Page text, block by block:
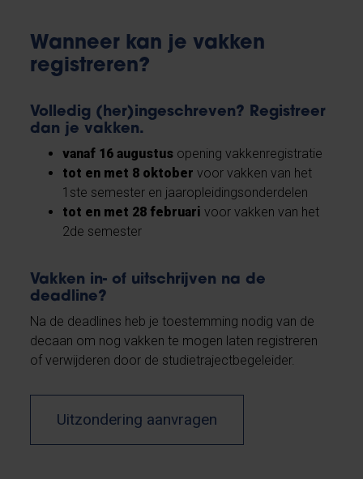
Wanneer kan je vakken
registreren?
Volledig (her)ingeschreven? Registreer
dan je vakken.
vanaf 16 augustus opening vakkenregistratie
tot en met 8 oktober voor vakken van het
1ste semester en jaaropleidingsonderdelen
tot en met 28 februari voor vakken van het
2de semester
Vakken in- of uitschrijven na de
deadline?
Na de deadlines heb je toestemming nodig van de
decaan om nog vakken te mogen laten registreren
of verwijderen door de studietrajectbegeleider.
Uitzondering aanvragen